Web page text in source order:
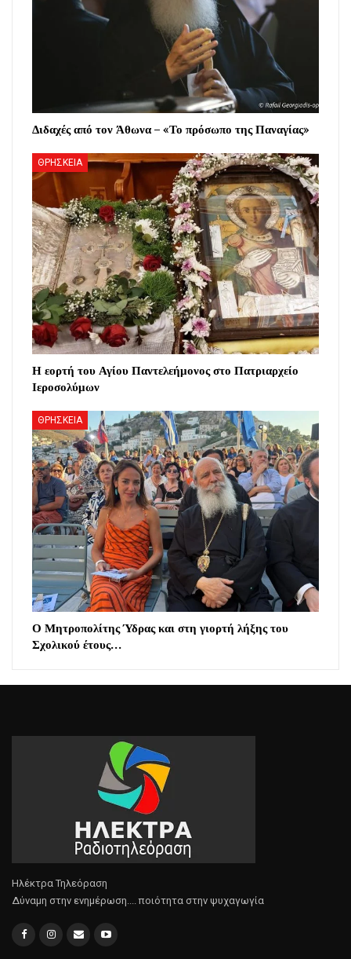
Διδαχές από τον Άθωνα – «Το πρόσωπο της Παναγίας»
ΘΡΗΣΚΕΙΑ
Η εορτή του Αγίου Παντελεήμονος στο Πατριαρχείο
Ιεροσολύμων
ΘΡΗΣΚΕΙΑ
Ο Μητροπολίτης Ύδρας και στη γιορτή λήξης του
Σχολικού έτους…
Ηλέκτρα Τηλεόραση
Δύναμη στην ενημέρωση.... ποιότητα στην ψυχαγωγία